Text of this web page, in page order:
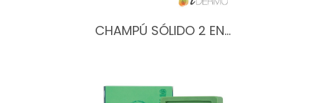
CHAMPÚ SÓLIDO 2 EN…